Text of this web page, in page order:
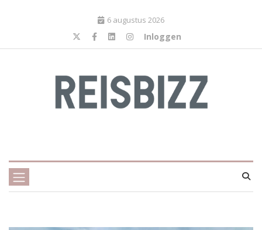
6 augustus 2026
Inloggen